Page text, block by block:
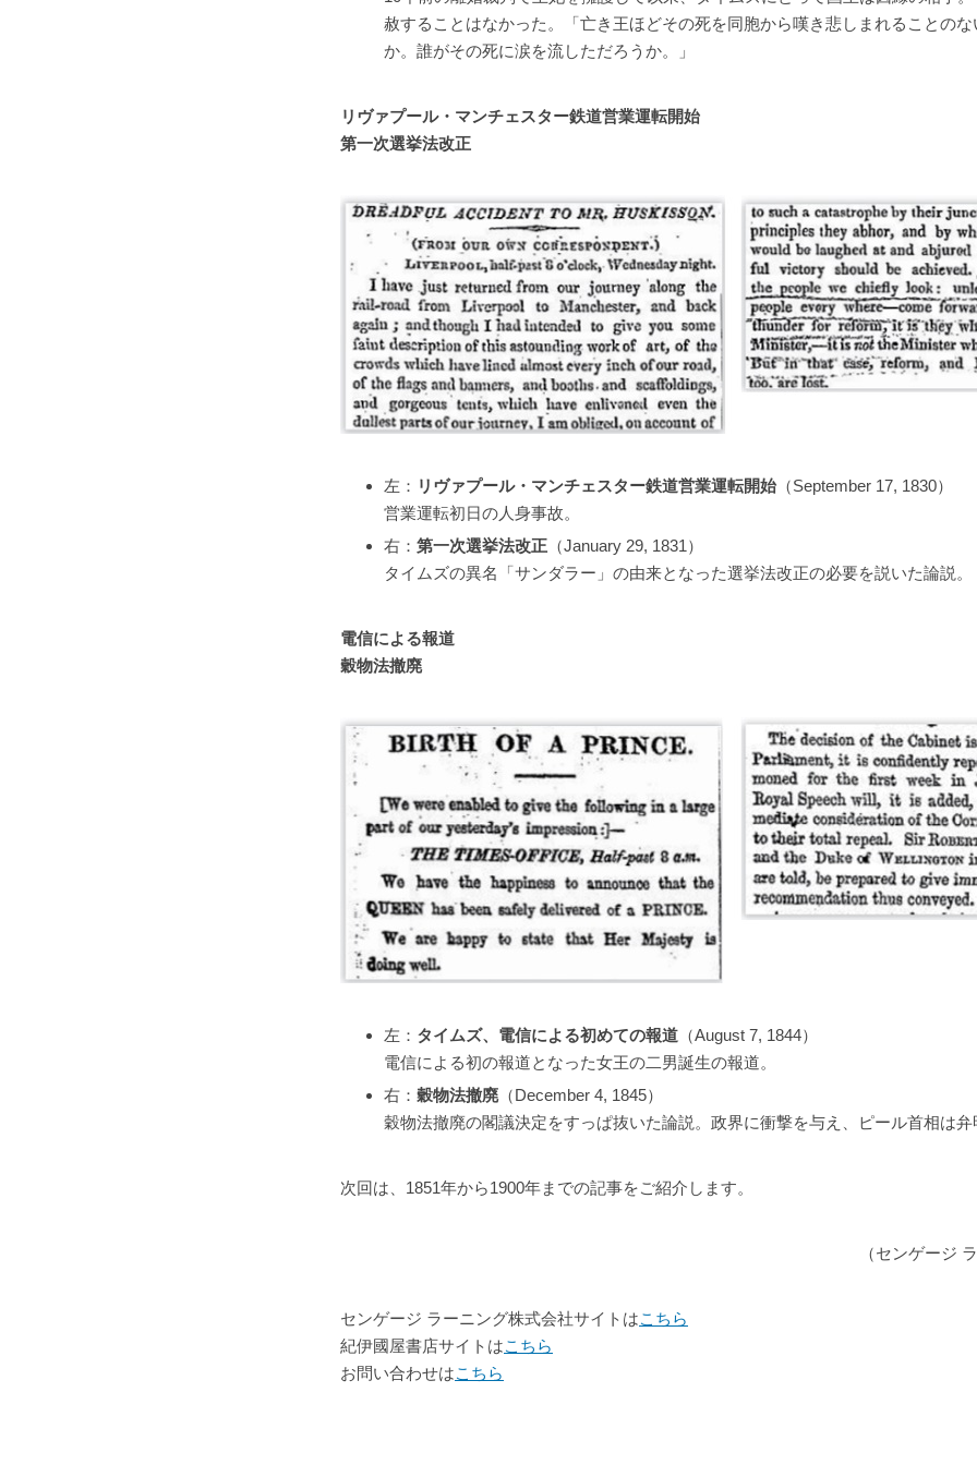
赦することはなかった。「亡き王ほどその死を同胞から嘆き悲しまれることの
か。誰がその死に涙を流しただろうか。」
リヴァプール・マンチェスター鉄道営業運転開始
第一次選挙法改正
左： リヴァプール・マンチェスター鉄道営業運転開始 （September 17, 1830）
営業運転初日の人身事故。
右： 第一次選挙法改正 （January 29, 1831）
タイムズの異名「サンダラー」の由来となった選挙法改正の必要を説いた論説。
電信による報道
穀物法撤廃
左： タイムズ、電信による初めての報道 （August 7, 1844）
電信による初の報道となった女王の二男誕生の報道。
右： 穀物法撤廃（December 4, 1845）
穀物法撤廃の閣議決定をすっぱ抜いた論説。政界に衝撃を与え、ピール首相は弁
次回は、1851年から1900年までの記事をご紹介します。
（センゲージ
センゲージ ラーニング株式会社サイトはこちら
紀伊國屋書店サイトはこちら
お問い合わせはこちら